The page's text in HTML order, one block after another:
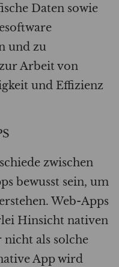
Daten sowie
und zu
Arbeit von
und Effizienz
zwischen
bewusst sein, um
Web-Apps
Hinsicht nativen
als solche
App wird